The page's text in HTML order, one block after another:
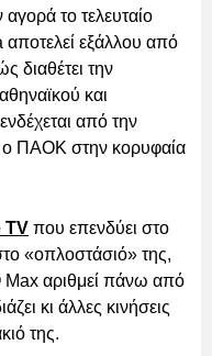
το τελευταίο
εξάλλου από
διαθέτει την
και
από την
ο ΠΑΟΚ στην κορυφαία
TV που επενδύει στο
«οπλοστάσιό» της,
Max αριθμεί πάνω από
κι άλλες κινήσεις
της.